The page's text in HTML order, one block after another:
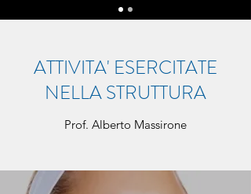
ATTIVITA' ESERCITATE
NELLA STRUTTURA
Prof. Alberto Massirone